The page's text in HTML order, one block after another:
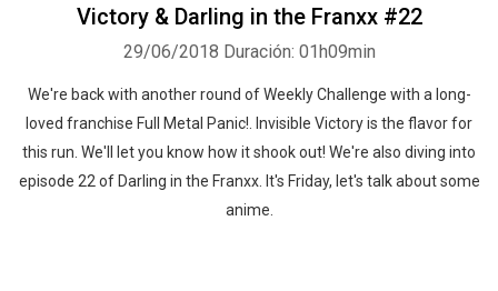
Victory & Darling in the Franxx #22
29/06/2018 Duración: 01h09min
We're back with another round of Weekly Challenge with a long-
loved franchise Full Metal Panic!. Invisible Victory is the flavor for
this run. We'll let you know how it shook out! We're also diving into
episode 22 of Darling in the Franxx. It's Friday, let's talk about some
anime.